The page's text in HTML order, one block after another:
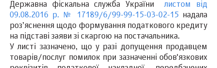
Державна фіскальна служба Українилистом від
09.08.2016 р. № 17189/6/99-99-15-03-02-15 надала
роз’яснення щодо формування податкового кредиту
на підставі заяви зі скаргою на постачальника.
У листі зазначено, що у разі допущення продавцем
товарів/послуг помилок при зазначенні обов'язкових